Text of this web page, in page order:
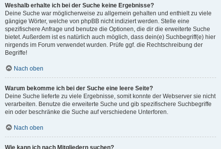
Weshalb erhalte ich bei der Suche keine Ergebnisse?
Deine Suche war möglicherweise zu allgemein gehalten und enthielt zu viele
gängige Wörter, welche von phpBB nicht indiziert werden. Stelle eine
spezifischere Anfrage und benutze die Optionen, die dir die erweiterte Suche
bietet. Außerdem ist es natürlich auch möglich, dass dein(e) Suchbegriff(e) hier
nirgends im Forum verwendet wurden. Prüfe ggf. die Rechtschreibung der
Begriffe!
Nach oben
Warum bekomme ich bei der Suche eine leere Seite?
Deine Suche lieferte zu viele Ergebnisse, somit konnte der Webserver sie nicht
verarbeiten. Benutze die erweiterte Suche und gib spezifischere Suchbegriffe
ein oder beschränke die Suche auf verschiedene Unterforen.
Nach oben
Wie kann ich nach Mitgliedern suchen?